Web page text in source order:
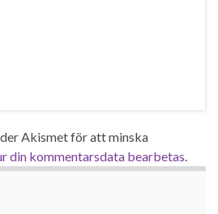
Akismet för att minska
din kommentarsdata bearbetas.